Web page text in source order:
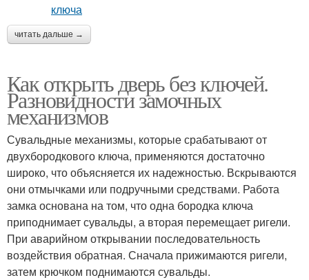
читать дальше →
Как открыть дверь без ключей.
Разновидности замочных
механизмов
Сувальдные механизмы, которые срабатывают от
двухбородкового ключа, применяются достаточно
широко, что объясняется их надежностью. Вскрываются
они отмычками или подручными средствами. Работа
замка основана на том, что одна бородка ключа
приподнимает сувальды, а вторая перемещает ригели.
При аварийном открывании последовательность
воздействия обратная. Сначала прижимаются ригели,
затем крючком поднимаются сувальды.